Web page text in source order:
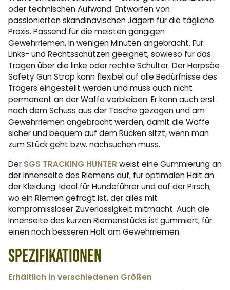
oder technischen Aufwand. Entworfen von
passionierten skandinavischen Jägern für die tägliche
Praxis. Passend für die meisten gängigen
Gewehrriemen, in wenigen Minuten angebracht. Für
Links- und Rechtsschützen geeignet, sowieso für das
Tragen über die linke oder rechte Schulter. Der Harpsöe
Safety Gun Strap kann flexibel auf alle Bedürfnisse des
Trägers eingestellt werden und muss auch nicht
permanent an der Waffe verbleiben. Er kann auch erst
nach dem Schuss aus der Tasche gezogen und am
Gewehrriemen angebracht werden, damit die Waffe
sicher und bequem auf dem Rücken sitzt, wenn man
zum Stück geht bzw. nachsuchen muss.
Der SGS TRACKING HUNTER weist eine Gummierung an
der Innenseite des Riemens auf, für optimalen Halt an
der Kleidung. Ideal für Hundeführer und auf der Pirsch,
wo ein Riemen gefragt ist, der alles mit
kompromissloser Zuverlässigkeit mitmacht. Auch die
Innenseite des kurzen Riemenstücks ist gummiert, für
einen noch besseren Halt am Gewehrriemen.
Spezifikationen
Erhältlich in verschiedenen Größen